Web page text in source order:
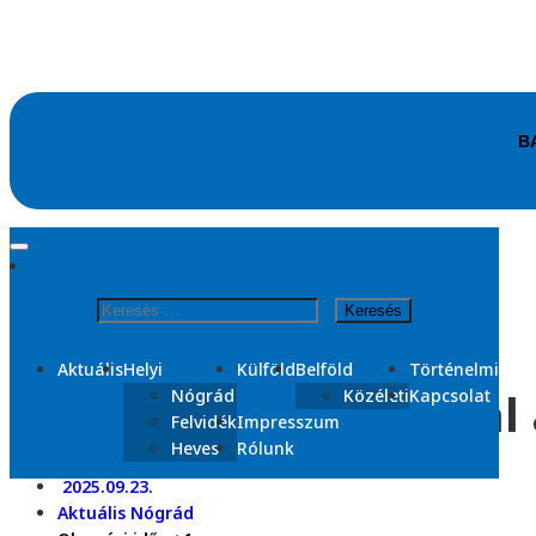
Keresés:
AktuálisHelyi
Nógrád
Felvidék
Heves
KülföldBelföld
Közéleti
Történelmi
Kapcsolat
Impresszum
Rólunk
szeptember
Újra átjárható
2025.09.23.
Aktuális Nógrád